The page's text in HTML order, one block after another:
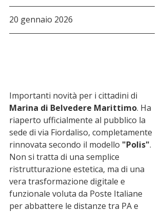
20 gennaio 2026
Importanti novità per i cittadini di
Marina di Belvedere Marittimo. Ha
riaperto ufficialmente al pubblico la
sede di via Fiordaliso, completamente
rinnovata secondo il modello "Polis".
Non si tratta di una semplice
ristrutturazione estetica, ma di una
vera trasformazione digitale e
funzionale voluta da Poste Italiane
per abbattere le distanze tra PA e